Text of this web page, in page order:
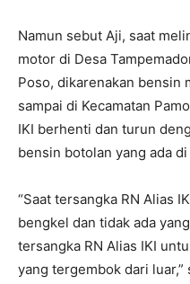
Namun sebut Aji, saat
motor di Desa
Poso, dikarenakan bensin
sampai di Kecamatan
IKI berhenti dan turun
bensin botolan yang ada
“Saat tersangka RN Alias
bengkel dan tidak ada
tersangka RN Alias IKI
yang tergembok dari luar,”